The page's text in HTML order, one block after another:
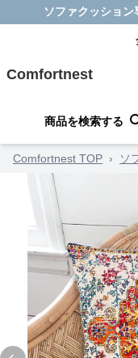
ソファクッショ
Comfortnest
商品を検索する
Comfortnest TOP › ソ